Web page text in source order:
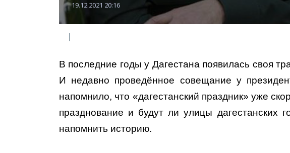
19.12.2021 20:16
В последние годы у Дагестана появилась своя
И недавно проведённое совещание у
напомнило, что «дагестанский праздник» уже
празднование и будут ли улицы дагестанских
напомнить историю.